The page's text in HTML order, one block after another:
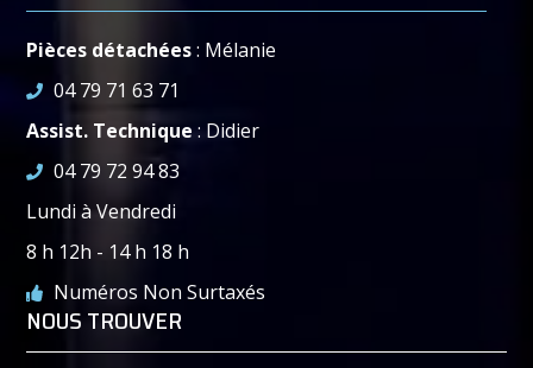
Pièces détachées: Mélanie
04 79 71 63 71
Assist. Technique : Didier
04 79 72 94 83
Lundi à Vendredi
8 h 12h - 14 h 18 h
Numéros Non Surtaxés
NOUS TROUVER